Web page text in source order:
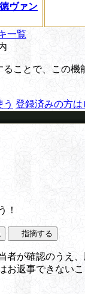
ヴァン
一覧
ことで、この機
登録済みの方は
！
指摘する
者が確認のうえ
お返事できない